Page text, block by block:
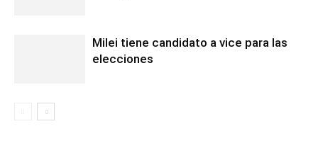
Milei tiene candidato a vice para las
elecciones